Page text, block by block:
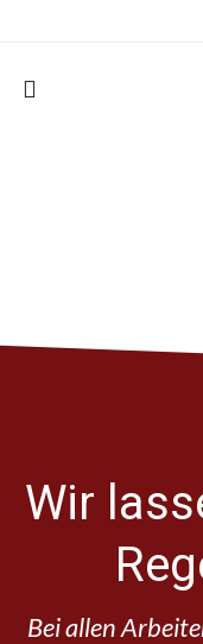
Wir
Bei allen